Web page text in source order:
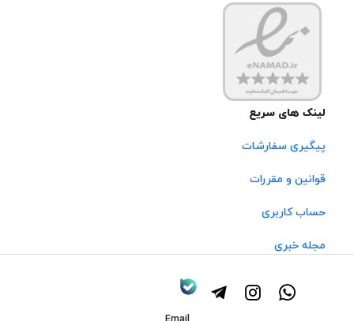
لینک های سریع
پیگیری سفارشات
قوانین و مقررات
حساب کاربری
مجله خبری